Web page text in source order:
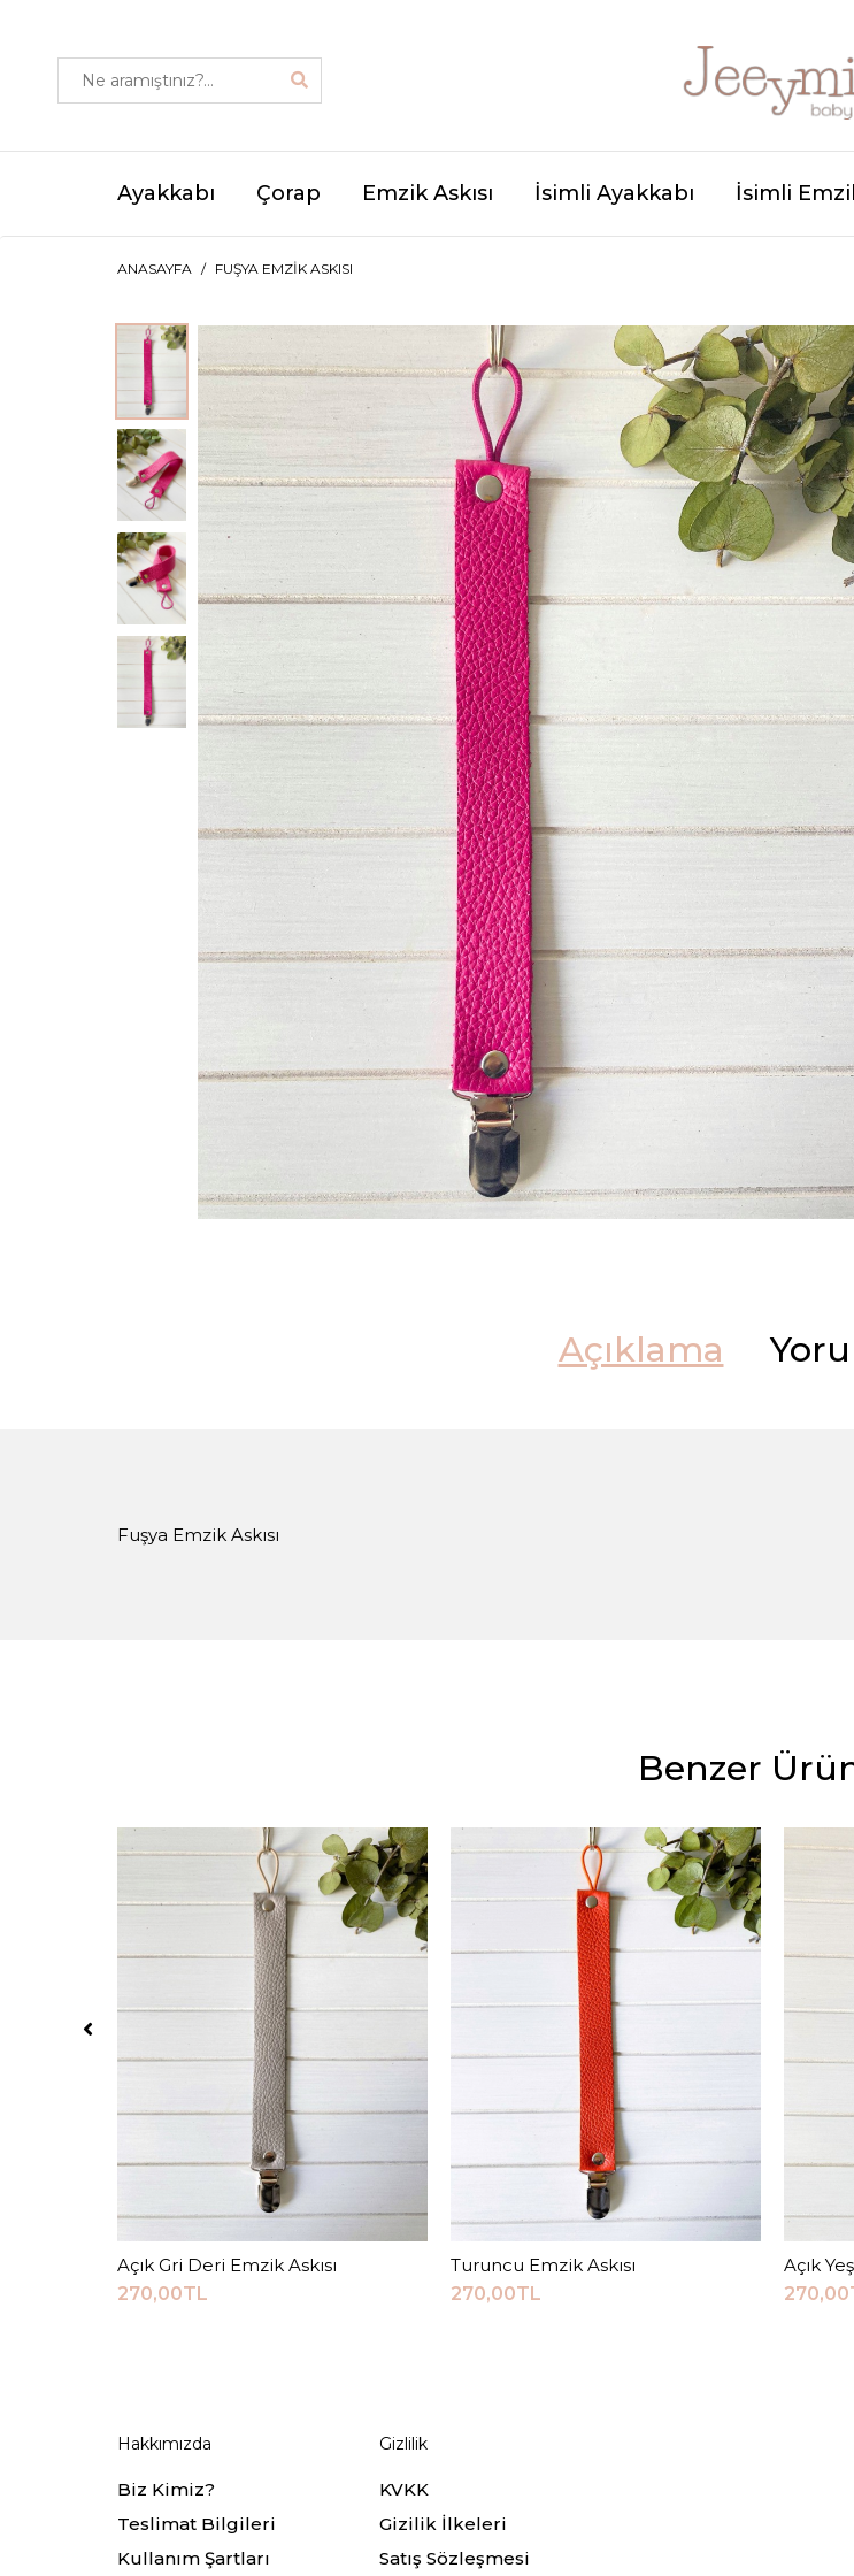
Ayakkabı Çorap Emzik Askısı İsimli Ayakkabı İsimli
ANASAYFA FUŞYA EMZIK ASKISI
Açıklama
Fuşya Emzik Askısı
Benzer
Sepete Ekle
Açık Gri Deri Emzik Askısı
270,00TL
Sepete Ekle
Turuncu Emzik Askısı
270,00TL
Açık
Hakkımızda
Biz Kimiz?
Teslimat Bilgileri
Kullanım Şartları
Gizlilik
KVKK
Gizilik İlkeleri
Satış Sözleşmesi